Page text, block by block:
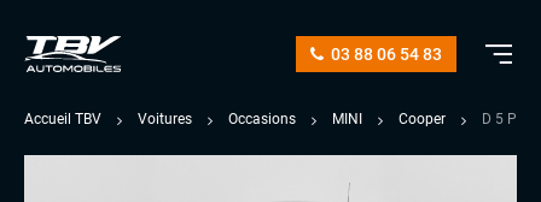
03 88 06 54 83
Accueil TBV Voitures Occasions MINI Cooper D 5